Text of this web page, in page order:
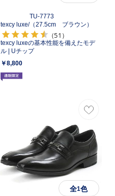
texcy luxe/
TU-7773
（27.5cm ブラウン）
（51）
texcy luxeの基本性能を備えたモデ
ル | Uチップ
￥8,800
全1色